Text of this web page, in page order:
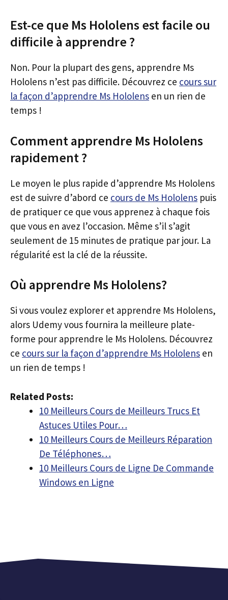
Est-ce que Ms Hololens est facile ou
difficile à apprendre ?
Non. Pour la plupart des gens, apprendre Ms
Hololens n’est pas difficile. Découvrez ce cours sur
la façon d’apprendre Ms Hololens en un rien de
temps !
Comment apprendre Ms Hololens
rapidement ?
Le moyen le plus rapide d’apprendre Ms Hololens
est de suivre d’abord ce cours de Ms Hololens puis
de pratiquer ce que vous apprenez à chaque fois
que vous en avez l’occasion. Même s’il s’agit
seulement de 15 minutes de pratique par jour. La
régularité est la clé de la réussite.
Où apprendre Ms Hololens?
Si vous voulez explorer et apprendre Ms Hololens,
alors Udemy vous fournira la meilleure plate-
forme pour apprendre le Ms Hololens. Découvrez
ce cours sur la façon d’apprendre Ms Hololens en
un rien de temps !
Related Posts:
10 Meilleurs Cours de Meilleurs Trucs Et
Astuces Utiles Pour…
10 Meilleurs Cours de Meilleurs Réparation
De Téléphones…
10 Meilleurs Cours de Ligne De Commande
Windows en Ligne